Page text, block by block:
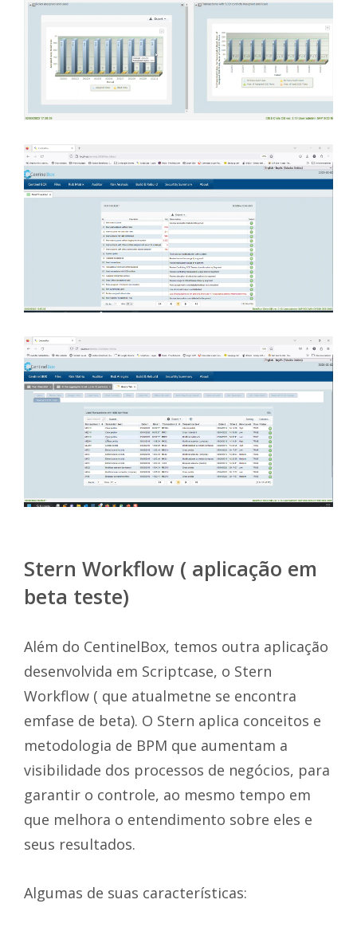
Stern Workflow ( aplicação em
beta teste)
Além do CentinelBox, temos outra aplicação
desenvolvida em Scriptcase, o Stern
Workflow ( que atualmetne se encontra
emfase de beta). O Stern aplica conceitos e
metodologia de BPM que aumentam a
visibilidade dos processos de negócios, para
garantir o controle, ao mesmo tempo em
que melhora o entendimento sobre eles e
seus resultados.
Algumas de suas características: